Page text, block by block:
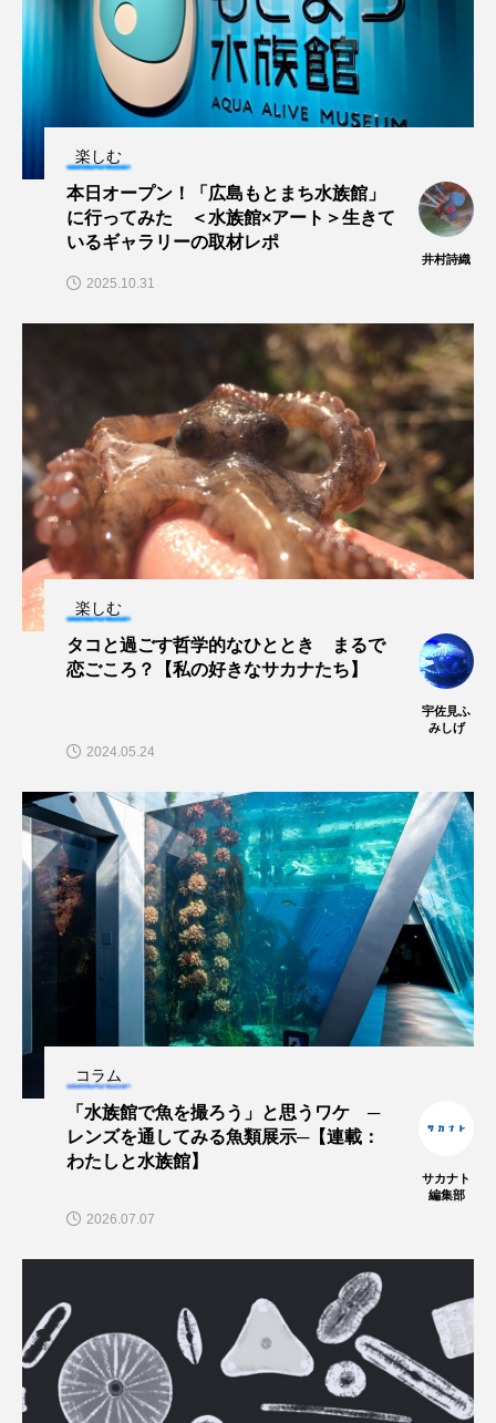
ヤマトヌマエビ ヤマメ ヤミヨキセワタ
ユウレイクラゲ ユカタハタ
ユメタチモドキ
ヨツメウオ ラブカ ラムサール条約
ワレカラ
下田海中水族館 世界遺産 両生類
交雑 企画 伝承 伝統料理
保全 健康 八景島シーパラダイス
共生 分析 分類 刺胞動物
剥製 動物園 化石 北の大地の水族館
名古屋港水族館
四万十川 四万十川学遊館あきついお 四国
四国水族館 図鑑 固有亜種 固有種
在来生物 地域名 城崎マリンワールド
外来生物 外来種 外来魚
天然記念物 奈良県
寄生虫 対馬 寿司 小樽
屈斜路湖 岩手県
市立しものせき水族館・海響館
幼魚水族館 広島もとまち水族館
微生物 採集 撮影 擬態 文化
楽しむ
本日オープン！「広島もとまち水族館」
に行ってみた ＜水族館×アート＞生きて
いるギャラリーの取材レポ
井村詩織
2025.10.31
楽しむ
タコと過ごす哲学的なひととき まるで
恋ごころ？【私の好きなサカナたち】
宇佐見ふ
みしげ
2024.05.24
コラム
「水族館で魚を撮ろう」と思うワケ ─
レンズを通してみる魚類展示─【連載：
わたしと水族館】
サカナト
編集部
2026.07.07